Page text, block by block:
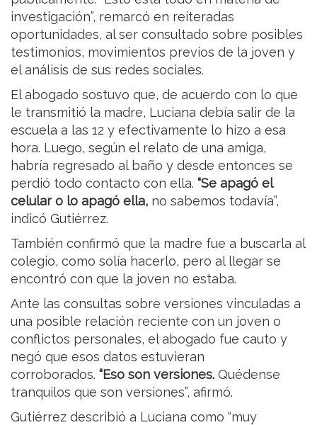
investigación”, remarcó en reiteradas
oportunidades, al ser consultado sobre posibles
testimonios, movimientos previos de la joven y
el análisis de sus redes sociales.
El abogado sostuvo que, de acuerdo con lo que
le transmitió la madre, Luciana debía salir de la
escuela a las 12 y efectivamente lo hizo a esa
hora. Luego, según el relato de una amiga,
habría regresado al baño y desde entonces se
perdió todo contacto con ella. “Se apagó el
celular o lo apagó ella, no sabemos todavía”,
indicó Gutiérrez.
También confirmó que la madre fue a buscarla al
colegio, como solía hacerlo, pero al llegar se
encontró con que la joven no estaba.
Ante las consultas sobre versiones vinculadas a
una posible relación reciente con un joven o
conflictos personales, el abogado fue cauto y
negó que esos datos estuvieran
corroborados. “Eso son versiones. Quédense
tranquilos que son versiones”, afirmó.
Gutiérrez describió a Luciana como “muy